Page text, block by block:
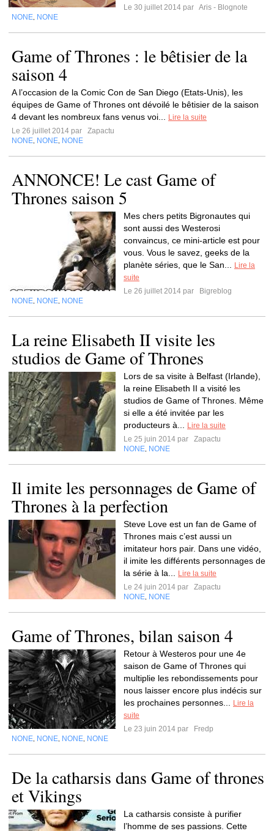
Le 30 juillet 2014 par Aris - Blognote
NONE NONE
Game of Thrones : le bêtisier de la
saison 4
A l’occasion de la Comic Con de San Diego (Etats-Unis), les
équipes de Game of Thrones ont dévoilé le bêtisier de la saison
4 devant les nombreux fans venus voi...
Lire la suite
Le 26 juillet 2014 par
Zapactu
NONE NONE NONE
ANNONCE! Le cast Game of
Thrones saison 5
Mes chers petits Bigronautes qui
sont aussi des Westerosi
convaincus, ce mini-article est pour
vous. Vous le savez, geeks de la
planète séries, que le San...
Lire la
suite
Le 26 juillet 2014 par
Bigreblog
NONE NONE NONE
La reine Elisabeth II visite les
studios de Game of Thrones
Lors de sa visite à Belfast (Irlande),
la reine Elisabeth II a visité les
studios de Game of Thrones. Même
si elle a été invitée par les
producteurs à...
Lire la suite
Le 25 juin 2014 par
Zapactu
NONE NONE
Il imite les personnages de Game of
Thrones à la perfection
Steve Love est un fan de Game of
Thrones mais c’est aussi un
imitateur hors pair. Dans une vidéo,
il imite les différents personnages de
la série à la...
Lire la suite
Le 24 juin 2014 par
Zapactu
NONE NONE
Game of Thrones, bilan saison 4
Retour à Westeros pour une 4e
saison de Game of Thrones qui
multiplie les rebondissements pour
nous laisser encore plus indécis sur
les prochaines personnes...
Lire la
suite
Le 23 juin 2014 par
Fredp
NONE NONE NONE NONE
De la catharsis dans Game of thrones
et Vikings
La catharsis consiste à purifier
l’homme de ses passions. Cette